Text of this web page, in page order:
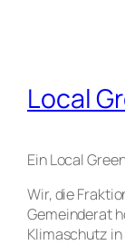
Local
Ein Local
Wir, die
Gemeinderat
Klimaschutz